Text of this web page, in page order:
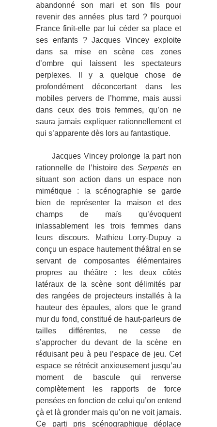
abandonné son mari et son fils pour
revenir des années plus tard ? pourquoi
France finit-elle par lui céder sa place et
ses enfants ? Jacques Vincey exploite
dans sa mise en scène ces zones
d’ombre qui laissent les spectateurs
perplexes. Il y a quelque chose de
profondément déconcertant dans les
mobiles pervers de l’homme, mais aussi
dans ceux des trois femmes, qu’on ne
saura jamais expliquer rationnellement et
qui s’apparente dès lors au fantastique.
Jacques Vincey prolonge la part non
rationnelle de l’histoire desSerpents en
situant son action dans un espace non
mimétique : la scénographie se garde
bien de représenter la maison et des
champs de maïs qu’évoquent
inlassablement les trois femmes dans
leurs discours. Mathieu Lorry-Dupuy a
conçu un espace hautement théâtral en se
servant de composantes élémentaires
propres au théâtre : les deux côtés
latéraux de la scène sont délimités par
des rangées de projecteurs installés à la
hauteur des épaules, alors que le grand
mur du fond, constitué de haut-parleurs de
tailles différentes, ne cesse de
s’approcher du devant de la scène en
réduisant peu à peu l’espace de jeu. Cet
espace se rétrécit anxieusement jusqu’au
moment de bascule qui renverse
complètement les rapports de force
pensées en fonction de celui qu’on entend
çà et là gronder mais qu’on ne voit jamais.
Ce parti pris scénographique déplace